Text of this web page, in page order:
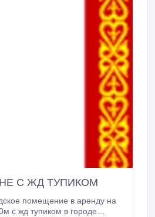
С ЖД ТУПИКОМ
помещение в аренду на
с жд тупиком в городе